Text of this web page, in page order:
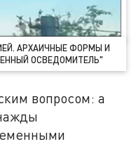
АРХАИЧНЫЕ ФОРМЫ И
ОСВЕДОМИТЕЛЬ"
вопросом: а